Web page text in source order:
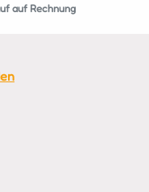
auf Rechnung